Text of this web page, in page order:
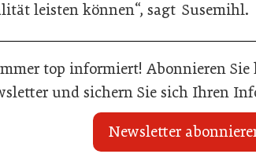
leisten können“, sagt Susemihl.
top informiert! Abonnieren Sie
und sichern Sie sich Ihren
Newsletter